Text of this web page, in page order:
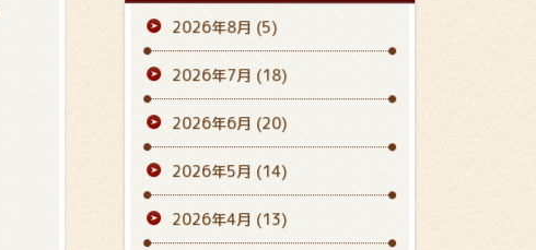
2026年8月 (5)
2026年7月 (18)
2026年6月 (20)
2026年5月 (14)
2026年4月 (13)